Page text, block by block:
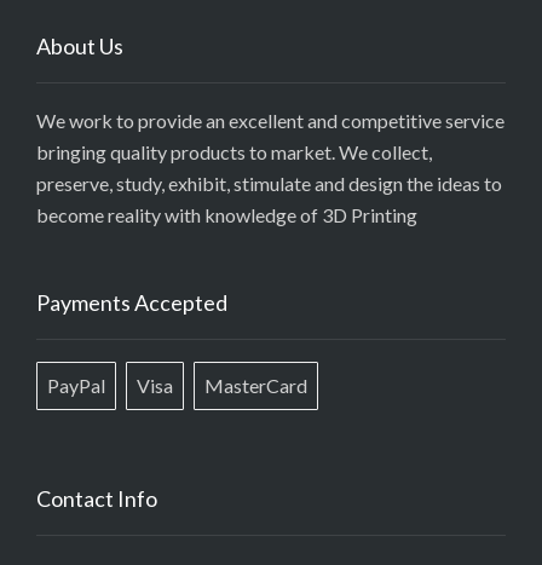
About Us
We work to provide an excellent and competitive service
bringing quality products to market. We collect,
preserve, study, exhibit, stimulate and design the ideas to
become reality with knowledge of 3D Printing
Payments Accepted
PayPal Visa MasterCard
Contact Info